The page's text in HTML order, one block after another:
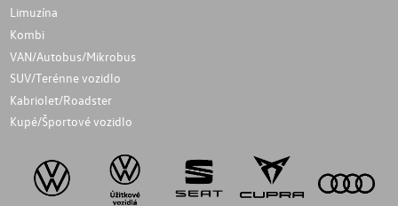
Limuzína
Kombi
VAN/Autobus/Mikrobus
SUV/Terénne vozidlo
Kabriolet/Roadster
Kupé/Športové vozidlo